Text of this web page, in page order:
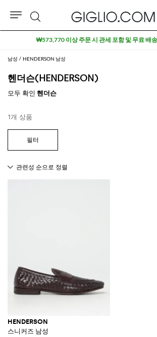
남성 HENDERSON 남성
헨더슨(HENDERSON)
모두 확인 헨더슨
1개 상품
HENDERSON
스니커즈 남성
검
색
₩573,770 이상 주문 시 관세 포함 및 무료 배